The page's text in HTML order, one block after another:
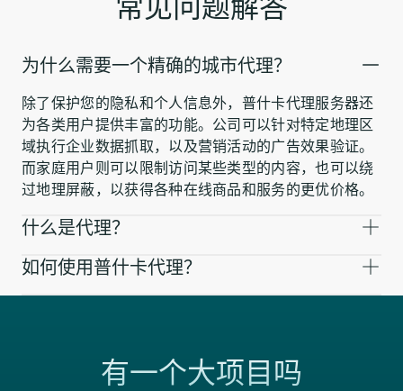
为什么需要一个精确的城市代理？
除了保护您的隐私和个人信息外，普什卡代理服务器还
为各类用户提供丰富的功能。公司可以针对特定地理区
域执行企业数据抓取，以及营销活动的广告效果验证。
而家庭用户则可以限制访问某些类型的内容，也可以绕
过地理屏蔽，以获得各种在线商品和服务的更优价格。
什么是代理？
如何使用普什卡代理？
有一个大项目吗